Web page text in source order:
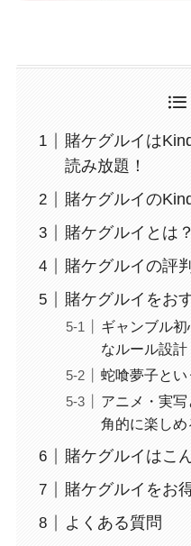
賭ケグルイは
読み放題！
賭ケグルイの
賭ケグルイとは
賭ケグルイの評
賭ケグルイをお
ギャンブル
なルール設計
蛇喰夢子と
アニメ・実
角的に楽しめ
賭ケグルイはこ
賭ケグルイをお
よくある質問